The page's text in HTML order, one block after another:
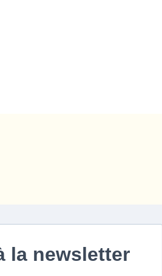
la newsletter